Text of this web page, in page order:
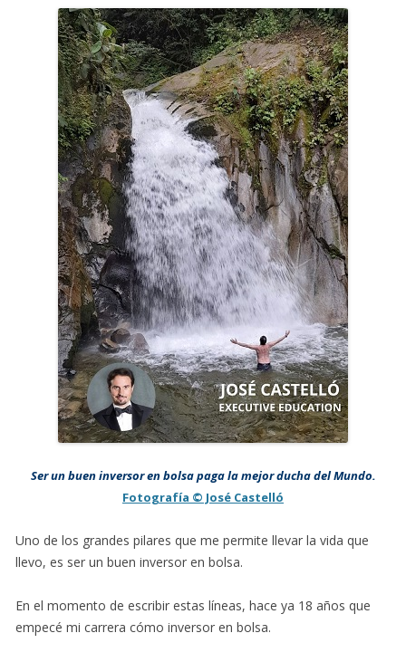
Ser un buen inversor en bolsa paga la mejor ducha del Mundo.
Fotografía © José Castelló
Uno de los grandes pilares que me permite llevar la vida que
llevo, es ser un buen inversor en bolsa.
En el momento de escribir estas líneas, hace ya 18 años que
empecé mi carrera cómo inversor en bolsa.